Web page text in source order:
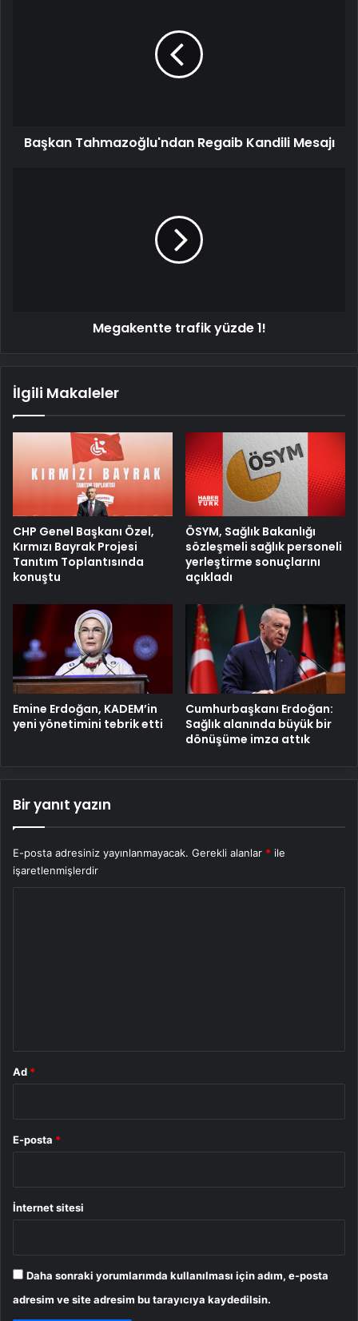
Başkan Tahmazoğlu'ndan Regaib Kandili Mesajı
Megakentte trafik yüzde 1!
İlgili Makaleler
CHP Genel Başkanı Özel,
Kırmızı Bayrak Projesi
Tanıtım Toplantısında
konuştu
ÖSYM, Sağlık Bakanlığı
sözleşmeli sağlık personeli
yerleştirme sonuçlarını
açıkladı
Emine Erdoğan, KADEM’in
yeni yönetimini tebrik etti
Cumhurbaşkanı Erdoğan:
Sağlık alanında büyük bir
dönüşüme imza attık
Bir yanıt yazın
E-posta adresiniz yayınlanmayacak. Gerekli alanlar * ile
işaretlenmişlerdir
Ad *
E-posta *
İnternet sitesi
Daha sonraki yorumlarımda kullanılması için adım, e-posta
adresim ve site adresim bu tarayıcıya kaydedilsin.